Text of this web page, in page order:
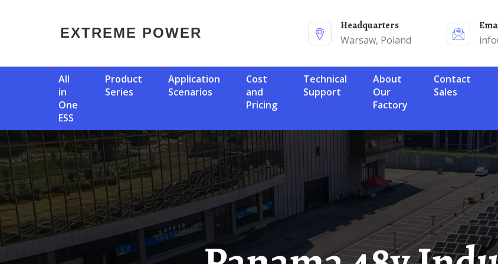
EXTREME POWER
Headquarters
Warsaw, Poland
All
in
One
ESS
Product
Series
Application
Scenarios
Cost
and
Pricing
Technical
Support
About
Our
Factory
Contact
Sales